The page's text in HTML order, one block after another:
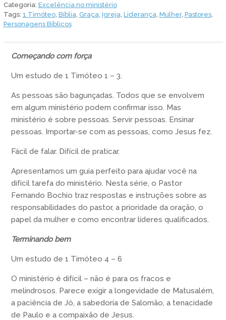
Parte
Categoria: Excelência no ministério
Tags: 1 Timóteo, Bíblia Graça Igreja Liderança Mulher, Pastores,
Personagens Bíblicos
Começando com força
Um estudo de 1 Timóteo 1 – 3.
As pessoas são bagunçadas. Todos que se envolvem
em algum ministério podem confirmar isso. Mas
ministério é sobre pessoas. Servir pessoas. Ensinar
pessoas. Importar-se com as pessoas, como Jesus fez.
Fácil de falar. Difícil de praticar.
Apresentamos um guia perfeito para ajudar você na
difícil tarefa do ministério. Nesta série, o Pastor
Fernando Bochio traz respostas e instruções sobre as
responsabilidades do pastor, a prioridade da oração, o
papel da mulher e como encontrar líderes qualificados.
Terminando bem
Um estudo de 1 Timóteo 4 – 6
O ministério é difícil – não é para os fracos e
melindrosos. Parece exigir a longevidade de Matusalém,
a paciência de Jó, a sabedoria de Salomão, a tenacidade
de Paulo e a compaixão de Jesus.